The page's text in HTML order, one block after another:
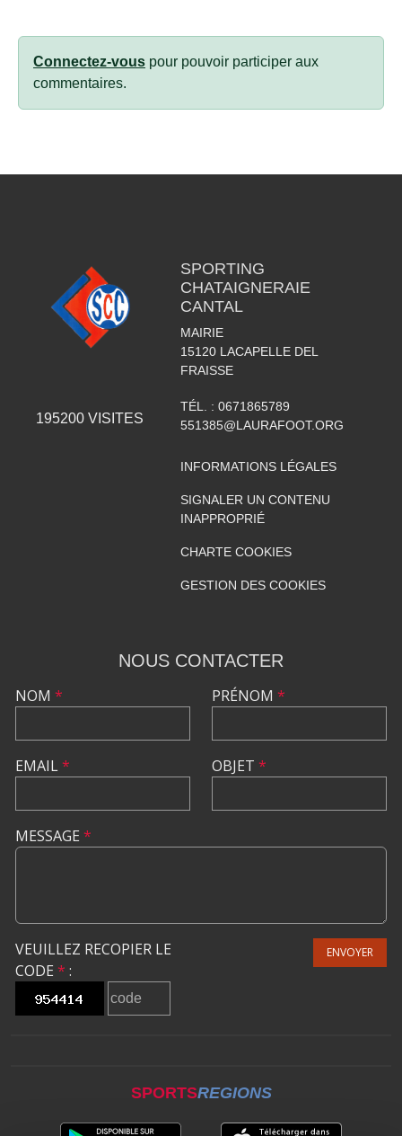
Connectez-vous pour pouvoir participer aux
commentaires.
195200 VISITES
SPORTING
CHATAIGNERAIE
CANTAL
MAIRIE
15120 LACAPELLE DEL
FRAISSE
TÉL. : 0671865789
551385@LAURAFOOT.ORG
INFORMATIONS LÉGALES
SIGNALER UN CONTENU
INAPPROPRIÉ
CHARTE COOKIES
GESTION DES COOKIES
NOUS CONTACTER
NOM *
EMAIL*
PRÉNOM *
OBJET *
MESSAGE *
VEUILLEZ RECOPIER LE
CODE * :
ENVOYER
SPORTSREGIONS